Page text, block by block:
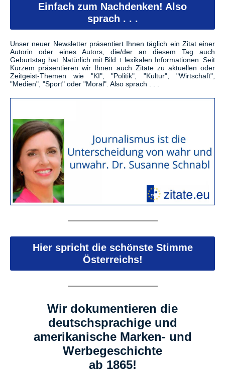
Einfach zum Nachdenken! Also
sprach . . .
Unser neuer Newsletter präsentiert Ihnen täglich ein Zitat einer
Autorin oder eines Autors, die/der an diesem Tag auch
Geburtstag hat. Natürlich mit Bild + lexikalen Informationen. Seit
Kurzem präsentieren wir Ihnen auch Zitate zu aktuellen oder
Zeitgeist-Themen wie "KI", "Politik", "Kultur", "Wirtschaft",
"Medien", "Sport" oder "Moral". Also sprach . . .
Hier spricht die schönste Stimme
Österreichs!
Wir dokumentieren die
deutschsprachige und
amerikanische Marken- und
Werbegeschichte
ab 1865!